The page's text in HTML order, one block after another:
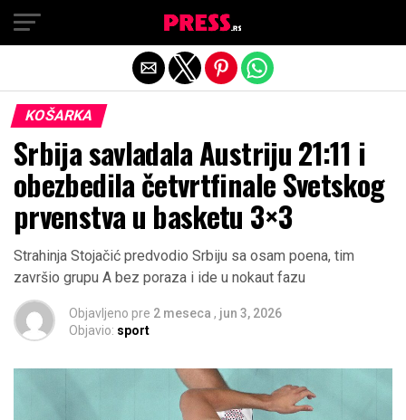
KOŠARKA
Srbija savladala Austriju 21:11 i
obezbedila četvrtfinale Svetskog
prvenstva u basketu 3×3
Strahinja Stojačić predvodio Srbiju sa osam poena, tim
završio grupu A bez poraza i ide u nokaut fazu
Objavljeno pre 2 meseca , jun 3, 2026
Objavio: sport
Exit mobile version